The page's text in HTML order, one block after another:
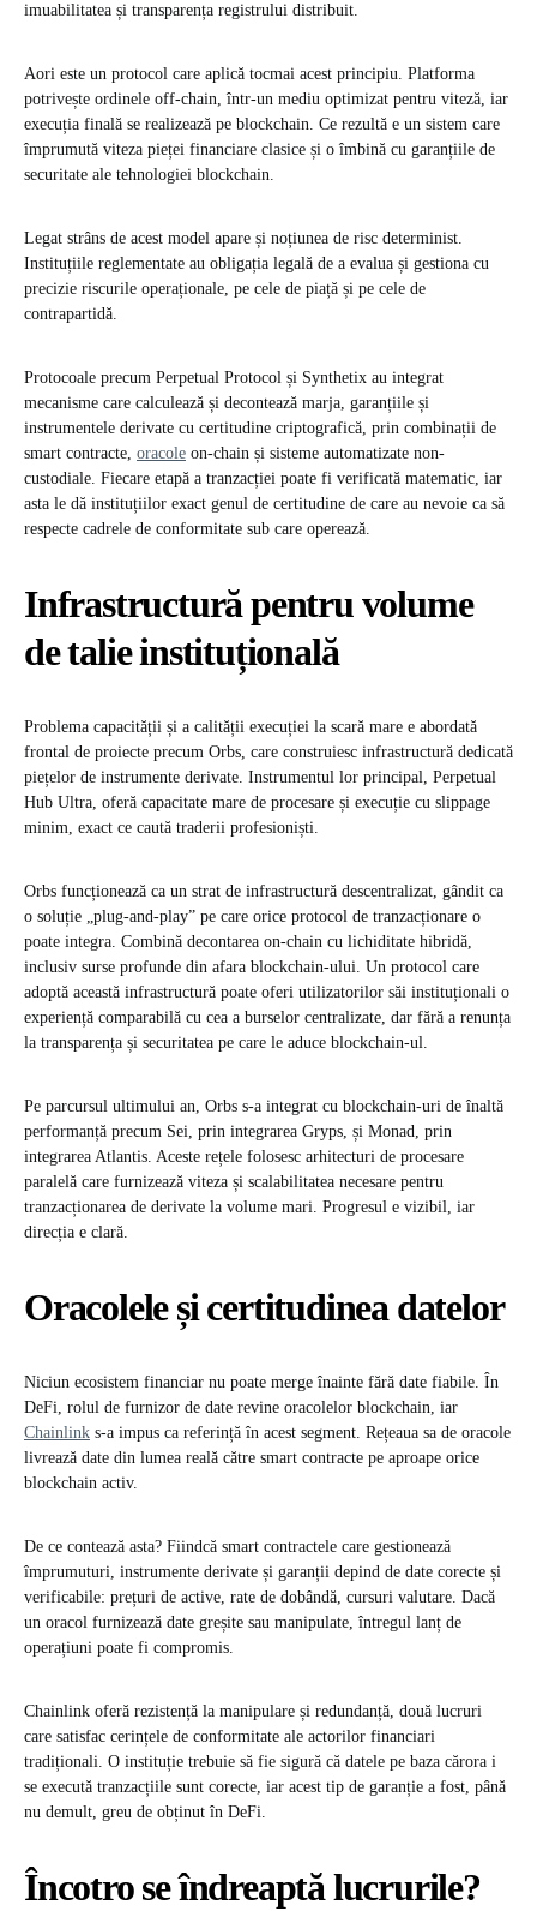
imuabilitatea și transparența registrului distribuit.
Aori este un protocol care aplică tocmai acest principiu. Platforma
potrivește ordinele off-chain, într-un mediu optimizat pentru viteză, iar
execuția finală se realizează pe blockchain. Ce rezultă e un sistem care
împrumută viteza pieței financiare clasice și o îmbină cu garanțiile de
securitate ale tehnologiei blockchain.
Legat strâns de acest model apare și noțiunea de risc determinist.
Instituțiile reglementate au obligația legală de a evalua și gestiona cu
precizie riscurile operaționale, pe cele de piață și pe cele de
contrapartidă.
Protocoale precum Perpetual Protocol și Synthetix au integrat
mecanisme care calculează și decontează marja, garanțiile și
instrumentele derivate cu certitudine criptografică, prin combinații de
smart contracte, oracole on-chain și sisteme automatizate non-
custodiale. Fiecare etapă a tranzacției poate fi verificată matematic, iar
asta le dă instituțiilor exact genul de certitudine de care au nevoie ca să
respecte cadrele de conformitate sub care operează.
Infrastructură pentru volume
de talie instituțională
Problema capacității și a calității execuției la scară mare e abordată
frontal de proiecte precum Orbs, care construiesc infrastructură dedicată
piețelor de instrumente derivate. Instrumentul lor principal, Perpetual
Hub Ultra, oferă capacitate mare de procesare și execuție cu slippage
minim, exact ce caută traderii profesioniști.
Orbs funcționează ca un strat de infrastructură descentralizat, gândit ca
o soluție „plug-and-play” pe care orice protocol de tranzacționare o
poate integra. Combină decontarea on-chain cu lichiditate hibridă,
inclusiv surse profunde din afara blockchain-ului. Un protocol care
adoptă această infrastructură poate oferi utilizatorilor săi instituționali o
experiență comparabilă cu cea a burselor centralizate, dar fără a renunța
la transparența și securitatea pe care le aduce blockchain-ul.
Pe parcursul ultimului an, Orbs s-a integrat cu blockchain-uri de înaltă
performanță precum Sei, prin integrarea Gryps, și Monad, prin
integrarea Atlantis. Aceste rețele folosesc arhitecturi de procesare
paralelă care furnizează viteza și scalabilitatea necesare pentru
tranzacționarea de derivate la volume mari. Progresul e vizibil, iar
direcția e clară.
Oracolele și certitudinea datelor
Niciun ecosistem financiar nu poate merge înainte fără date fiabile. În
DeFi, rolul de furnizor de date revine oracolelor blockchain, iar
Chainlink s-a impus ca referință în acest segment. Rețeaua sa de oracole
livrează date din lumea reală către smart contracte pe aproape orice
blockchain activ.
De ce contează asta? Fiindcă smart contractele care gestionează
împrumuturi, instrumente derivate și garanții depind de date corecte și
verificabile: prețuri de active, rate de dobândă, cursuri valutare. Dacă
un oracol furnizează date greșite sau manipulate, întregul lanț de
operațiuni poate fi compromis.
Chainlink oferă rezistență la manipulare și redundanță, două lucruri
care satisfac cerințele de conformitate ale actorilor financiari
tradiționali. O instituție trebuie să fie sigură că datele pe baza cărora i
se execută tranzacțiile sunt corecte, iar acest tip de garanție a fost, până
nu demult, greu de obținut în DeFi.
Încotro se îndreaptă lucrurile?